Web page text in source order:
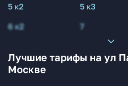
5 к2
5 к3
6 к2
7
Лучшие тарифы на ул
Москве